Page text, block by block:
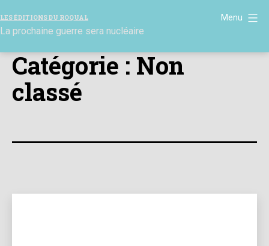
au
LES ÉDITIONS DU ROQUAL
La prochaine guerre sera nucléaire
Menu
Catégorie : Non
classé